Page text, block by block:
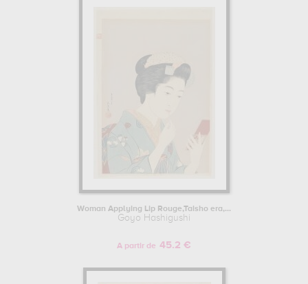
Woman Applying Lip Rouge,Taisho era,...
Goyo Hashigushi
A partir de 45.2 €